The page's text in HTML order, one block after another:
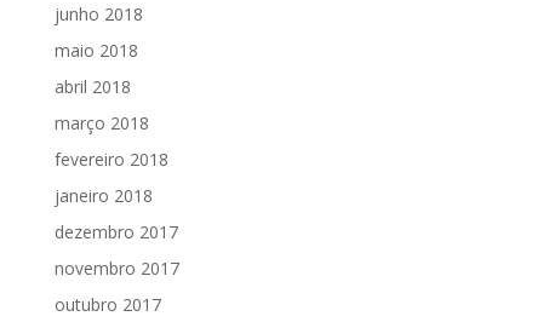
junho 2018
maio 2018
abril 2018
março 2018
fevereiro 2018
janeiro 2018
dezembro 2017
novembro 2017
outubro 2017